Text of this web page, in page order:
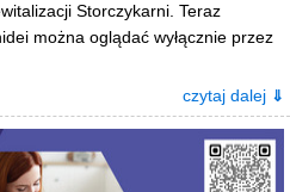
Storczykarni. Teraz
można oglądać wyłącznie przez
czytaj dalej ⇓